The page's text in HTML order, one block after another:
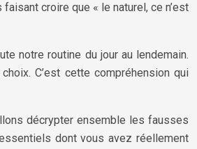
croire que « le naturel, ce n’est
notre routine du jour au lendemain.
C’est cette compréhension qui
décrypter ensemble les fausses
dont vous avez réellement